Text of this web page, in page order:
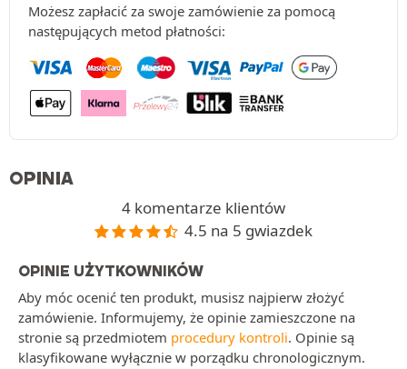
Możesz zapłacić za swoje zamówienie za pomocą
następujących metod płatności:
OPINIA
4 komentarze klientów
4.5 na 5 gwiazdek
OPINIE UŻYTKOWNIKÓW
Aby móc ocenić ten produkt, musisz najpierw złożyć
zamówienie. Informujemy, że opinie zamieszczone na
stronie są przedmiotem procedury kontroli. Opinie są
klasyfikowane wyłącznie w porządku chronologicznym.